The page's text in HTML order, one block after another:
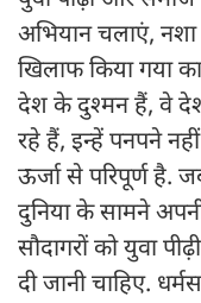
अभियान चलाएं,
खिलाफ किया गया
देश के दुश्मन हैं, वे
रहे हैं, इन्हें पनपने
ऊर्जा से परिपूर्ण है.
दुनिया के सामने
सौदागरों को युवा
दी जानी चाहिए.